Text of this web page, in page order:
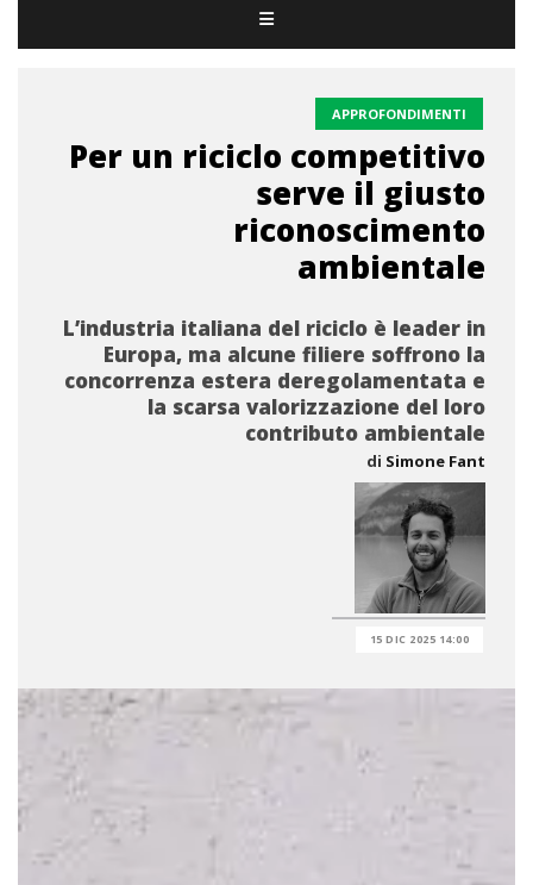
APPROFONDIMENTI
Per un riciclo competitivo
serve il giusto
riconoscimento
ambientale
L’industria italiana del riciclo è leader in
Europa, ma alcune filiere soffrono la
concorrenza estera deregolamentata e
la scarsa valorizzazione del loro
contributo ambientale
di Simone Fant
15 DIC 2025 14:00